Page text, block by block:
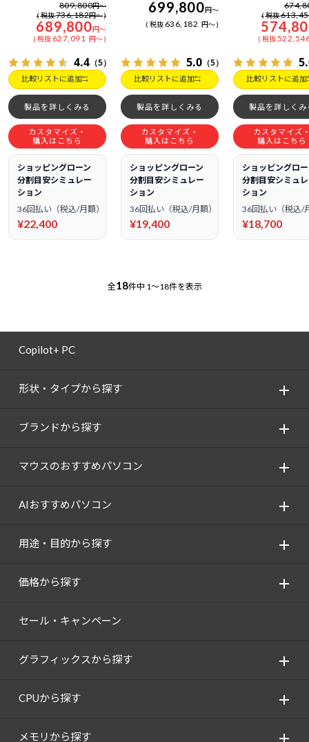
809,800円～
税抜736,182円～
689,800円～
税抜 627,091 円～
4.4 （5）
比較リストに追加
製品を詳しくみる
カスタマイズ・
購入はこちら
ショッピングローン
分割目安シミュレー
ション
36回払い（税込/月額）
¥22,400
699,800円～
税抜 636,182 円～
5.0 （5）
比較リストに追加
製品を詳しくみる
カスタマイズ・
購入はこちら
ショッピングローン
分割目安シミュレー
ション
36回払い（税込/月額）
¥19,400
税抜
税抜
比較リストに追加
製品を詳しくみ
カスタマイズ
購入はこちら
ショッピングロ
分割目安シミュ
ション
36回払い（税込/
¥18,700
全18件中 1～18件を表示
Copilot+ PC
形状・タイプから探す
ブランドから探す
マウスのおすすめパソコン
AIおすすめパソコン
用途・目的から探す
価格から探す
セール・キャンペーン
グラフィックスから探す
CPUから探す
メモリから探す